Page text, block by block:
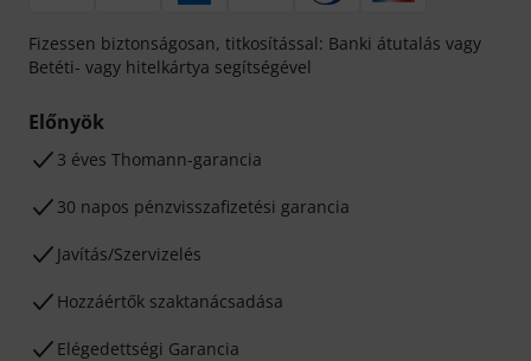
Fizessen biztonságosan, titkosítással: Banki átutalás vagy
Betéti- vagy hitelkártya segítségével
Előnyök
3 éves Thomann-garancia
30 napos pénzvisszafizetési garancia
Javítás/Szervizelés
Hozzáértők szaktanácsadása
Elégedettségi Garancia